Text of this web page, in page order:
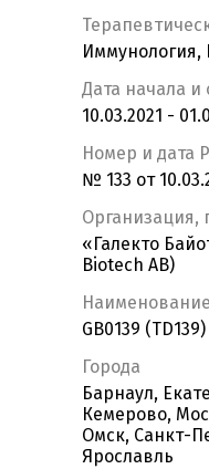
Иммунология,
Дата начала и
10.03.2021 -
Номер и дата
№ 133 от
Организация,
«Галекто
Biotech AB)
GB0139 (TD139)
Города
Барнаул,
Кемерово,
Омск, Санкт-
Ярославль